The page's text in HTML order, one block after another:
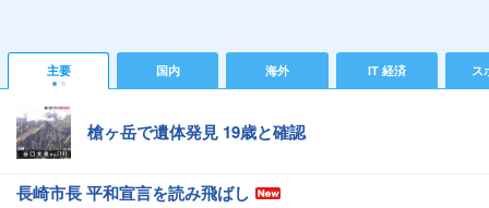
主要 国内 海外 IT 経済 ス
槍ヶ岳で遺体発見 19歳と確認
長崎市長 平和宣言を読み飛ばし